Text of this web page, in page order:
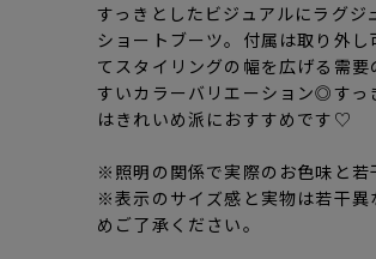
すっきとしたビジュアルにラグ
ショートブーツ。付属は取り外
てスタイリングの幅を広げる需
すいカラーバリエーション◎すっ
はきれいめ派におすすめです♡
※照明の関係で実際のお色味と若
※表示のサイズ感と実物は若干
めご了承ください。